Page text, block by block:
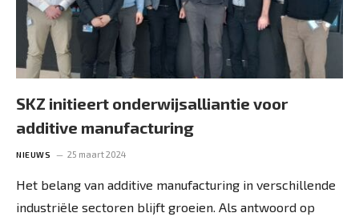
SKZ initieert onderwijsalliantie voor
additive manufacturing
NIEUWS 25 maart 2024
Het belang van additive manufacturing in verschillende
industriële sectoren blijft groeien. Als antwoord op